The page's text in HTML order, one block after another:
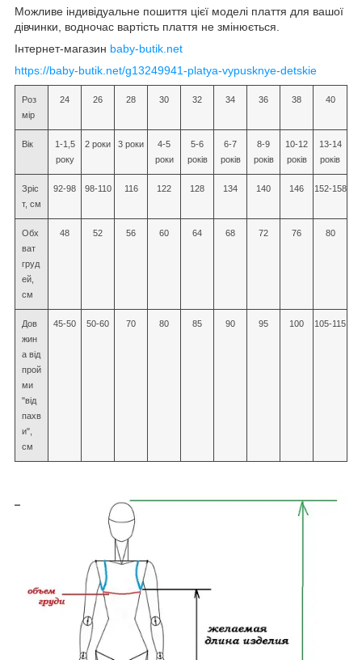
Можливе індивідуальне пошиття цієї моделі плаття для вашої
дівчинки, водночас вартість плаття не змінюється.
Інтернет-магазин baby-butik.net
https://baby-butik.net/g13249941-platya-vypusknye-detskie
Роз
мір
24 26 28 30 32 34 36 38 40
Вік
1-1,5
року
2 роки 3 роки
4-5
роки
5-6
років
6-7
років
8-9
років
10-12
років
13-14
років
Зріс
т, см
92-98 98-110 116 122 128 134 140 146 152-158
Обх
ват
груд
ей,
см
48 52 56 60 64 68 72 76 80
Дов
жин
а від
прой
ми
"від
пахв
и",
см
45-50 50-60 70 80 85 90 95 100 105-115